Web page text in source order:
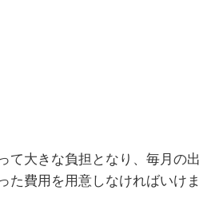
て大きな負担となり、毎月の出
た費用を用意しなければいけま